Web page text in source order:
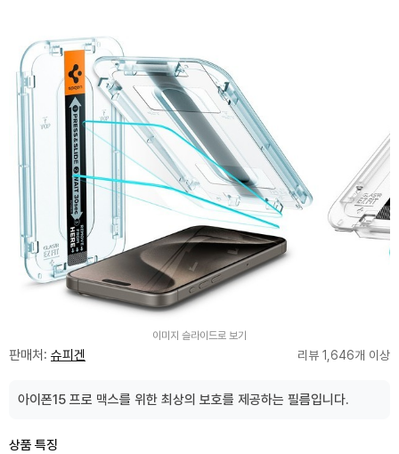
이미지 슬라이드로 보기
판매처: 슈피겐 리뷰 1,646개 이상
아이폰15 프로 맥스를 위한 최상의 보호를 제공하는 필름입니다.
상품 특징